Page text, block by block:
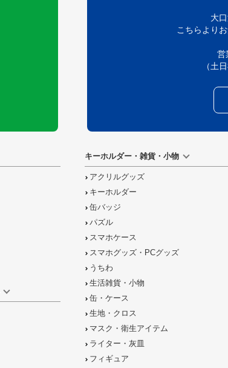
大
こちらより
営
（土
キーホルダー・雑貨・小物
アクリルグッズ
キーホルダー
缶バッジ
パズル
スマホケース
スマホグッズ・PCグッズ
うちわ
生活雑貨・小物
缶・ケース
生地・クロス
マスク・衛生アイテム
ライター・灰皿
フィギュア